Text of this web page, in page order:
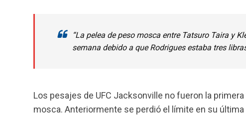
“La pelea de peso mosca entre Tatsuro Taira y
semana debido a que Rodrigues estaba tres
Los pesajes de UFC Jacksonville no fueron la
mosca. Anteriormente se perdió el límite en su última